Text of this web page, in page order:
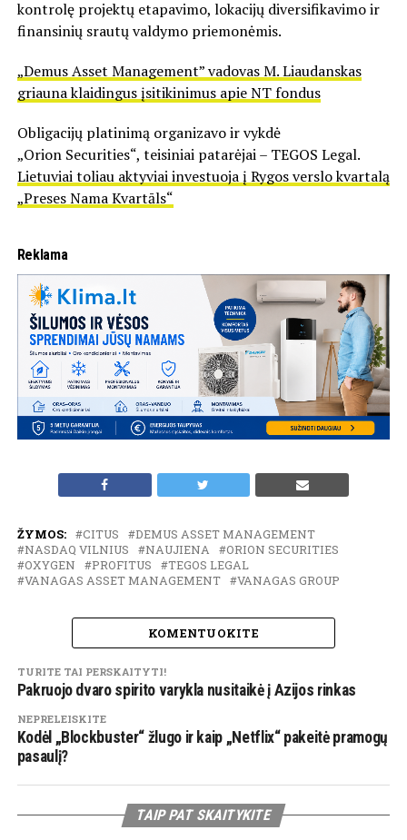
kontrolę projektų etapavimo, lokacijų diversifikavimo ir
finansinių srautų valdymo priemonėmis.
„Demus Asset Management” vadovas M. Liaudanskas
griauna klaidingus įsitikinimus apie NT fondus
Obligacijų platinimą organizavo ir vykdė
„Orion Securities“, teisiniai patarėjai – TEGOS Legal.
Lietuviai toliau aktyviai investuoja į Rygos verslo kvartalą
„Preses Nama Kvartāls“
Reklama
ŽYMOS: CITUS
DEMUS ASSET MANAGEMENT
NASDAQ VILNIUS
NAUJIENA
ORION SECURITIES
OXYGEN
PROFITUS
TEGOS LEGAL
VANAGAS ASSET MANAGEMENT
VANAGAS GROUP
KOMENTUOKITE
TURITE TAI PERSKAITYTI!
Pakruojo dvaro spirito varykla nusitaikė į Azijos rinkas
NEPRELEISKITE
Kodėl „Blockbuster“ žlugo ir kaip „Netflix“ pakeitė pramogų
pasaulį?
TAIP PAT SKAITYKITE